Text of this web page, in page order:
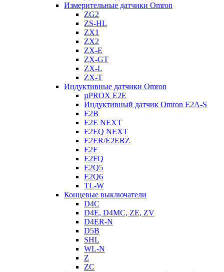
Измерительные датчики Omron
ZG2
ZS-HL
ZX1
ZX2
ZX-E
ZX-GT
ZX-L
ZX-T
Индуктивные датчики Omron
µPROX E2E
Индуктивный датчик Omron E2A-S
E2B
E2E NEXT
E2EQ NEXT
E2ER/E2ERZ
E2F
E2FQ
E2Q5
E2Q6
TL-W
Концевые выключатели
D4C
D4E, D4MC, ZE, ZV
D4ER-N
D5B
SHL
WL-N
Z
ZC